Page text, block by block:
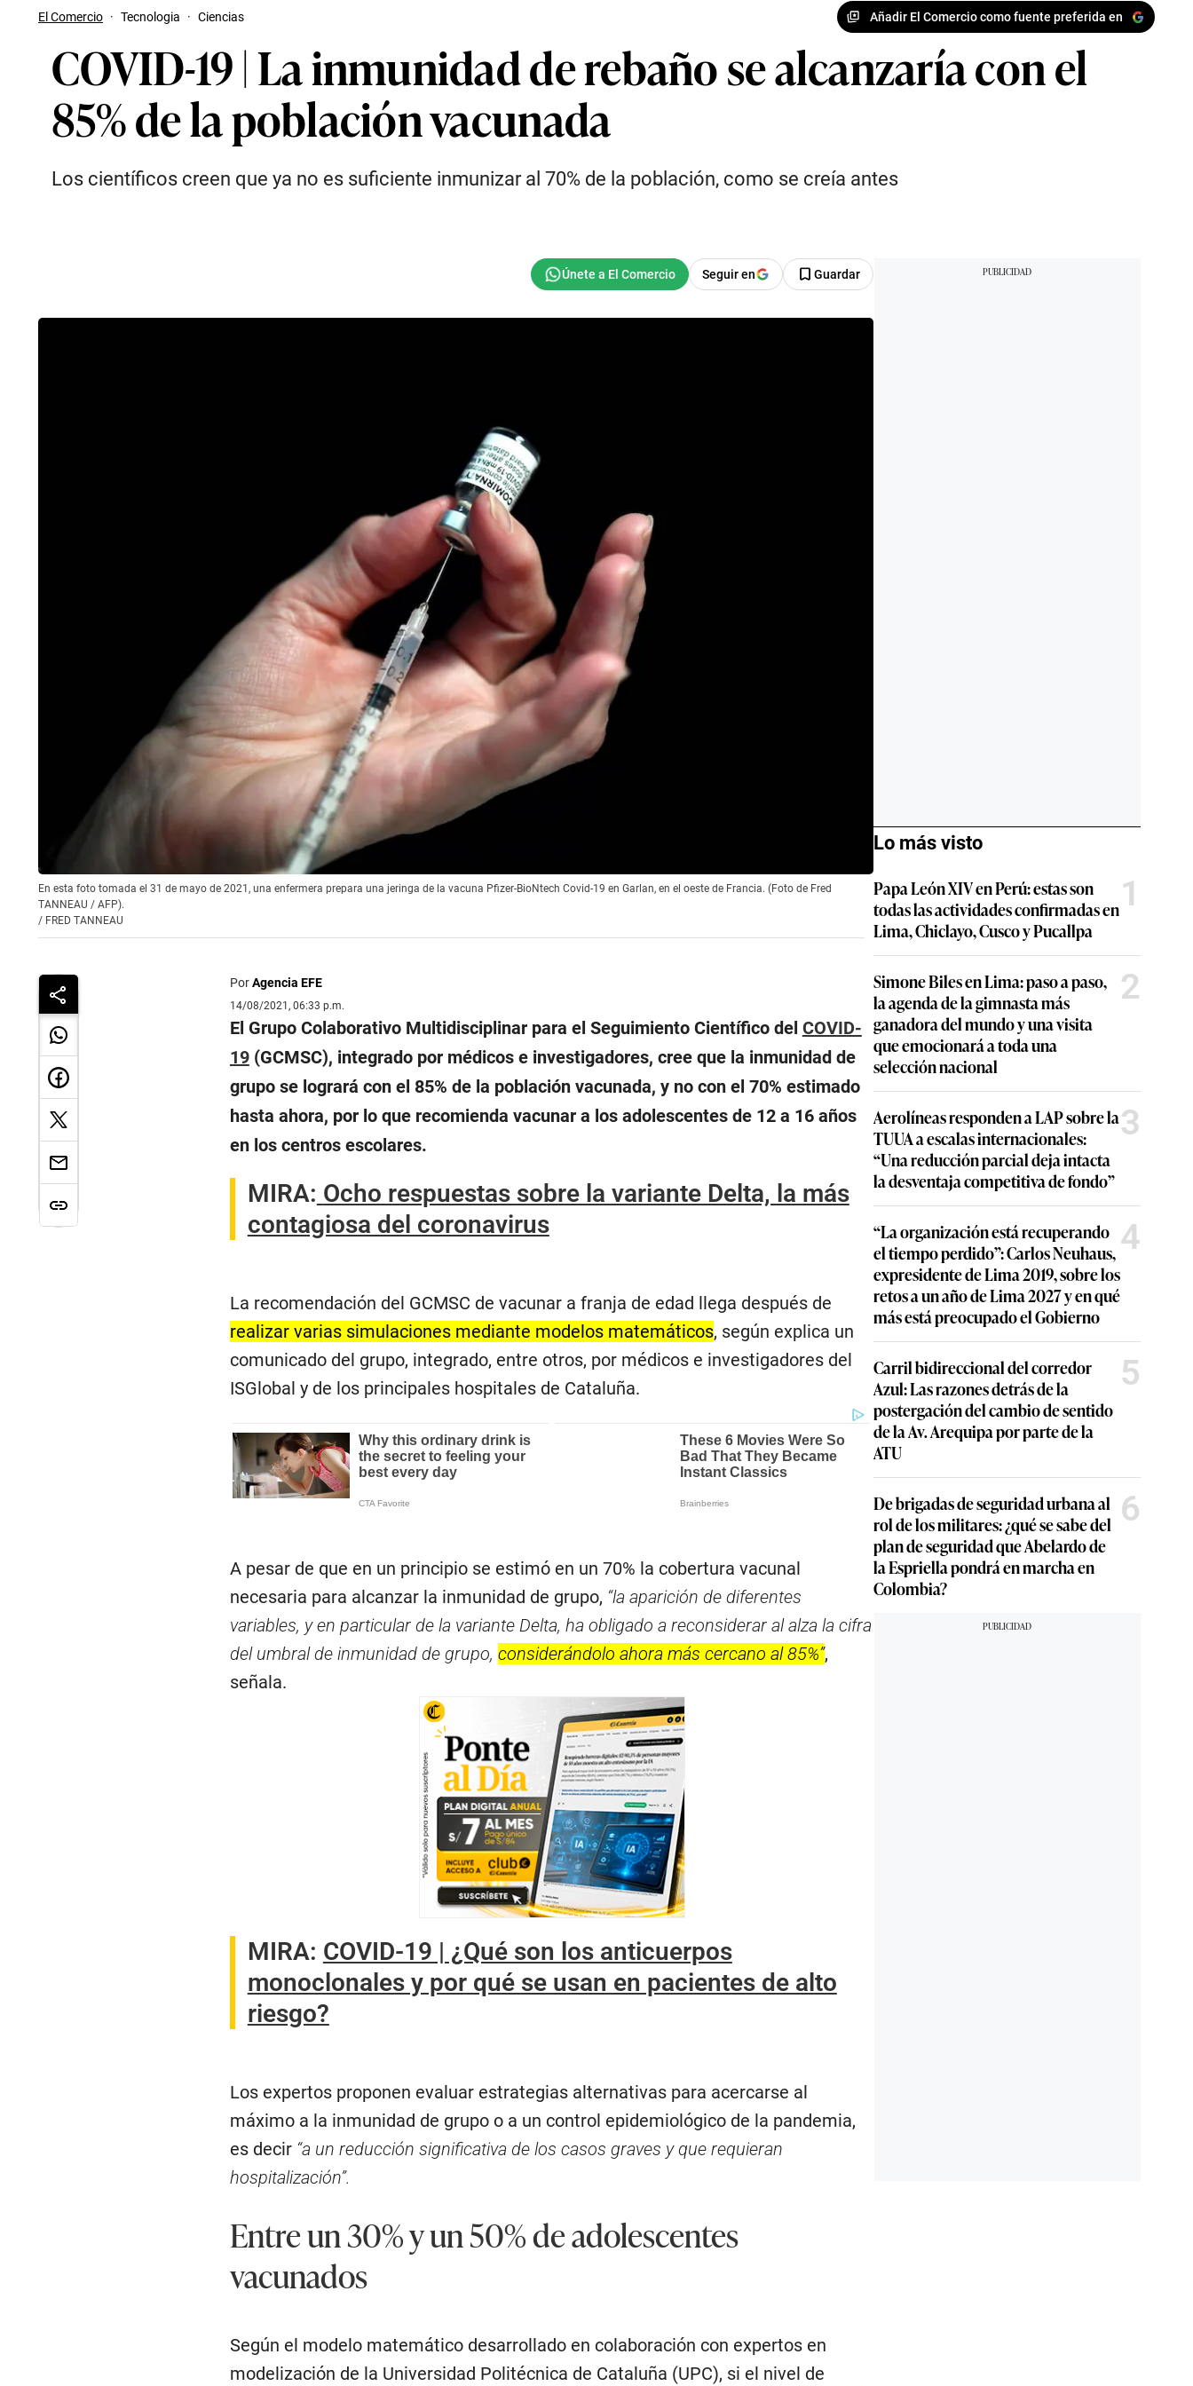
El Comercio · Tecnologia · Ciencias Añadir El Comercio como fuente preferida en
COVID-19 | La inmunidad de rebaño se alcanzaría con el
85% de la población vacunada
Los científicos creen que ya no es suficiente inmunizar al 70% de la población, como se creía antes
Seguir en Guardar
En esta foto tomada el 31 de mayo de 2021, una enfermera prepara una jeringa de la vacuna Pfizer-BioNtech Covid-19 en Garlan, en el oeste de Francia. (Foto de Fred
TANNEAU / AFP).
/ FRED TANNEAU
PorAgencia EFE
14/08/2021, 06:33 p.m.
El Grupo Colaborativo Multidisciplinar para el Seguimiento Científico del COVID-
19(GCMSC), integrado por médicos e investigadores, cree que la inmunidad de
grupo se logrará con el 85% de la población vacunada, y no con el 70% estimado
hasta ahora, por lo que recomienda vacunar a los adolescentes de 12 a 16 años
en los centros escolares.
MIRA: Ocho respuestas sobre la variante Delta, la más
contagiosa del coronavirus
La recomendación del GCMSC de vacunar a franja de edad llega después de
realizar varias simulaciones mediante modelos matemáticos, según explica un
comunicado del grupo, integrado, entre otros, por médicos e investigadores del
ISGlobal y de los principales hospitales de Cataluña.
A pesar de que en un principio se estimó en un 70% la cobertura vacunal
necesaria para alcanzar la inmunidad de grupo, “la aparición de diferentes
variables, y en particular de la variante Delta, ha obligado a reconsiderar al alza la cifra
del umbral de inmunidad de grupo, considerándolo ahora más cercano al 85%”,
señala.
MIRA: COVID-19 | ¿Qué son los anticuerpos
monoclonales y por qué se usan en pacientes de alto
riesgo?
Los expertos proponen evaluar estrategias alternativas para acercarse al
máximo a la inmunidad de grupo o a un control epidemiológico de la pandemia,
es decir“a un reducción significativa de los casos graves y que requieran
hospitalización”.
Entre un 30% y un 50% de adolescentes
vacunados
Según el modelo matemático desarrollado en colaboración con expertos en
modelización de la Universidad Politécnica de Cataluña (UPC), si el nivel de
Lo más visto
Papa León XIV en Perú: estas son
todas las actividades confirmadas en
Lima, Chiclayo, Cusco y Pucallpa
1
Simone Biles en Lima: paso a paso,
la agenda de la gimnasta más
ganadora del mundo y una visita
que emocionará a toda una
selección nacional
2
Aerolíneas responden a LAP sobre la
TUUA a escalas internacionales:
“Una reducción parcial deja intacta
la desventaja competitiva de fondo”
3
“La organización está recuperando
el tiempo perdido”: Carlos Neuhaus,
expresidente de Lima 2019, sobre los
retos a un año de Lima 2027 y en qué
más está preocupado el Gobierno
4
Carril bidireccional del corredor
Azul: Las razones detrás de la
postergación del cambio de sentido
de la Av. Arequipa por parte de la
ATU
5
De brigadas de seguridad urbana al
rol de los militares: ¿qué se sabe del
plan de seguridad que Abelardo de
la Espriella pondrá en marcha en
Colombia?
6